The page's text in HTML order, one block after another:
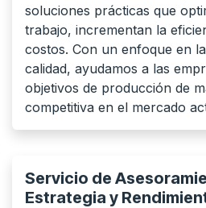
soluciones prácticas que
trabajo, incrementan la
costos. Con un enfoque en
calidad, ayudamos a las
objetivos de producción de
competitiva en el mercado
Servicio de
Estrategia y